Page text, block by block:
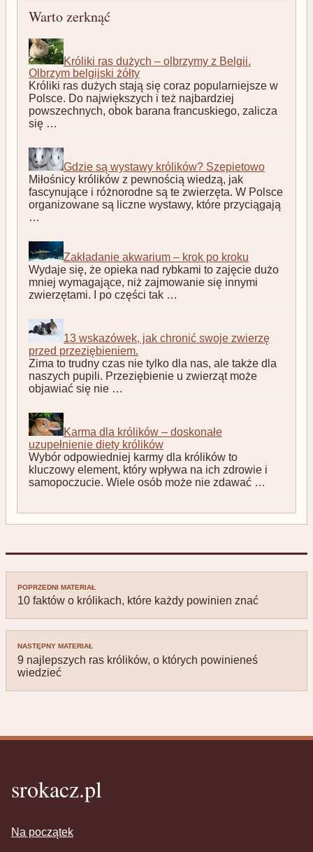
Warto zerknąć
Króliki ras dużych – olbrzymy z Belgii.
Olbrzym belgijski żółty
Króliki ras dużych stają się coraz popularniejsze w
Polsce. Do największych i też najbardziej
powszechnych, obok barana francuskiego, zalicza
się …
Gdzie są wystawy królików? Szepietowo
Miłośnicy królików z pewnością wiedzą, jak
fascynujące i różnorodne są te zwierzęta. W Polsce
organizowane są liczne wystawy, które przyciągają
…
Zakładanie akwarium – krok po kroku
Wydaje się, że opieka nad rybkami to zajęcie dużo
mniej wymagające, niż zajmowanie się innymi
zwierzętami. I po części tak …
13 wskazówek, jak chronić swoje zwierzę
przed przeziębieniem.
Zima to trudny czas nie tylko dla nas, ale także dla
naszych pupili. Przeziębienie u zwierząt może
objawiać się nie …
Karma dla królików – doskonałe
uzupełnienie diety królików
Wybór odpowiedniej karmy dla królików to
kluczowy element, który wpływa na ich zdrowie i
samopoczucie. Wiele osób może nie zdawać …
Nawigacja
wpisu
POPRZEDNI MATERIAŁ
10 faktów o królikach, które każdy powinien znać
NASTĘPNY MATERIAŁ
9 najlepszych ras królików, o których powinieneś
wiedzieć
srokacz.pl
Na początek